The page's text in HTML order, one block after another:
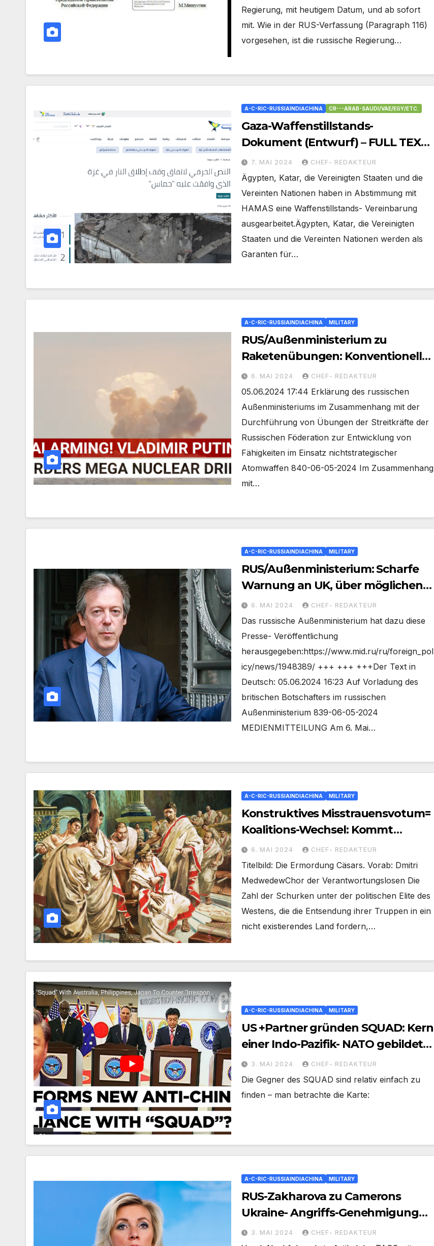
Regierung, mit heutigem Datum, und ab sofort
mit. Wie in der RUS-Verfassung (Paragraph 116)
vorgesehen, ist die russische Regierung…
A-C-RIC-RUSSIAINDIACHINA CR---ARAB-SAUDI/VAE/EGY/ETC.
Gaza-Waffenstillstands-
Dokument (Entwurf) – FULL TEXT=
Hamas hat zugestimmt – Israel
(noch?) nicht
7. MAI 2024 CHEF- REDAKTEUR
Ägypten, Katar, die Vereinigten Staaten und die
Vereinten Nationen haben in Abstimmung mit
HAMAS eine Waffenstillstands- Vereinbarung
ausgearbeitet.Ägypten, Katar, die Vereinigten
Staaten und die Vereinten Nationen werden als
Garanten für…
A-C-RIC-RUSSIAINDIACHINA MILITARY
RUS/Außenministerium zu
Raketenübungen: Konventionell
und Atomar als klare Reaktion
6. MAI 2024 CHEF- REDAKTEUR
05.06.2024 17:44 Erklärung des russischen
Außenministeriums im Zusammenhang mit der
Durchführung von Übungen der Streitkräfte der
Russischen Föderation zur Entwicklung von
Fähigkeiten im Einsatz nichtstrategischer
Atomwaffen 840-06-05-2024 Im Zusammenhang
mit…
A-C-RIC-RUSSIAINDIACHINA MILITARY
RUS/Außenministerium: Scharfe
Warnung an UK, über möglichen
umfassenden RUS-Gegenschlag/
+mehr
6. MAI 2024 CHEF- REDAKTEUR
Das russische Außenministerium hat dazu diese
Presse- Veröffentlichung
herausgegeben:https://www.mid.ru/ru/foreign_pol
icy/news/1948389/ +++ +++ +++Der Text in
Deutsch: 05.06.2024 16:23 Auf Vorladung des
britischen Botschafters im russischen
Außenministerium 839-06-05-2024
MEDIENMITTEILUNG Am 6. Mai…
A-C-RIC-RUSSIAINDIACHINA MILITARY
Konstruktives Misstrauensvotum=
Koalitions-Wechsel: Kommt
Jamaika- Koalition mit Kanzler
Merz?Scholz am Ende?
6. MAI 2024 CHEF- REDAKTEUR
Titelbild: Die Ermordung Cäsars. Vorab: Dmitri
MedwedewChor der Verantwortungslosen Die
Zahl der Schurken unter der politischen Elite des
Westens, die die Entsendung ihrer Truppen in ein
nicht existierendes Land fordern,…
A-C-RIC-RUSSIAINDIACHINA MILITARY
US +Partner gründen SQUAD: Kern
einer Indo-Pazifik- NATO gebildet:
Anti- China +Anti-RUS
3. MAI 2024 CHEF- REDAKTEUR
Die Gegner des SQUAD sind relativ einfach zu
finden – man betrachte die Karte:
A-C-RIC-RUSSIAINDIACHINA MILITARY
RUS-Zakharova zu Camerons
Ukraine- Angriffs-Genehmigungen
für Russland mit UK-Waffen
3. MAI 2024 CHEF- REDAKTEUR